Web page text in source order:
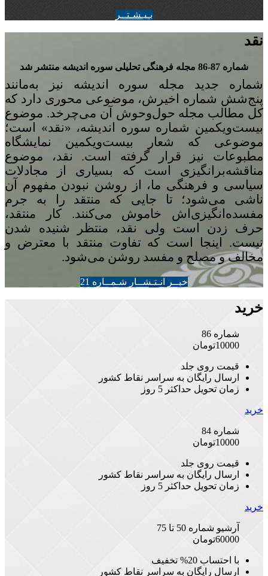
بـيـشـتــر
نقد
شماره 87-86 مجله‌ فرهنگی تحلیلی سوره‌ اندیشه منتشر شد
شماره‌ جدید مجله سوره اندیشه نیز به‌مانند
پنجشش شماره‌ اخیرش، موضوعی محوری دارد که
کل مطالب مجله حول‌وحوش آن می‌چرخد. موضوع
بیست‌ویکمین شماره‌ سوره‌ اندیشه، «نقد» است؛
موضوعی که شعار بیست‌ویکمین نمایشگاه
مطبوعات نیز قرار گرفته است. نقد، موضوع
مناقشه‌برانگیزی است که بسیاری از مجادلات
سیاسی و فرهنگی ما، از روشن نبودن مفهوم آن
ناشی می‌شود؛ تا جایی که منتقد را به جرم
مفسده‌انگیزی‌اش خاموش می‌کنند. کار منتقد،
حرف زدن است ولی نقد، منتظر شنیده شدن
نیست. اینجا است که تفاوت منتقد با معترض و
مخالف و مصلح و مفسد روشن می‌شود.
خبــر انـتـشــار شـمــاره 21
خرید
شماره 86
10000تومان
قیمت روی جلد
ارسال رایگان به سراسر نقاط کشور
زمان تحویل حداکثر 5 روز
خرید
شماره 84
10000تومان
قیمت روی جلد
ارسال رایگان به سراسر نقاط کشور
زمان تحویل حداکثر 5 روز
خرید
آرشیو شماره 50 تا 75
60000تومان
با احتساب 20% تخفیف
ارسال رایگان به سراسر نقاط کشور